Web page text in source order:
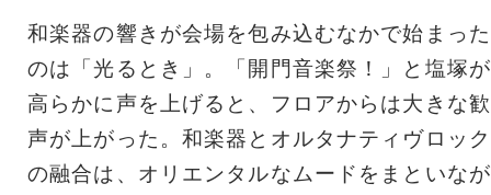
和楽器の響きが会場を包み込むなかで始まった
のは「光るとき」。「開門音楽祭！」と塩塚が
高らかに声を上げると、フロアからは大きな歓
声が上がった。和楽器とオルタナティヴロック
の融合は、オリエンタルなムードをまといなが